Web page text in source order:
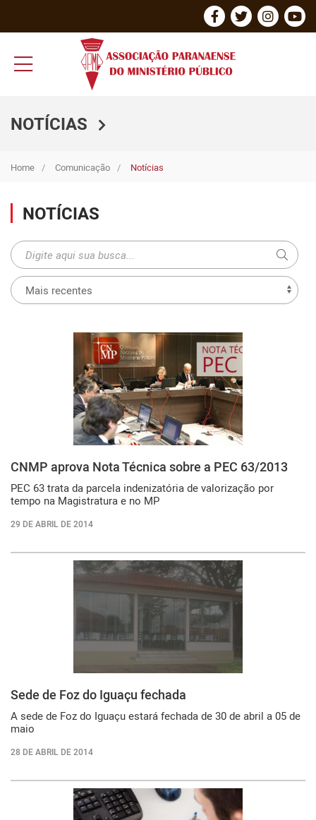
NOTÍCIAS
Home Comunicação Notícias
NOTÍCIAS
CNMP aprova Nota Técnica sobre a PEC 63/2013
PEC 63 trata da parcela indenizatória de valorização por
tempo na Magistratura e no MP
29 DE ABRIL DE 2014
Sede de Foz do Iguaçu fechada
A sede de Foz do Iguaçu estará fechada de 30 de abril a 05 de
maio
28 DE ABRIL DE 2014